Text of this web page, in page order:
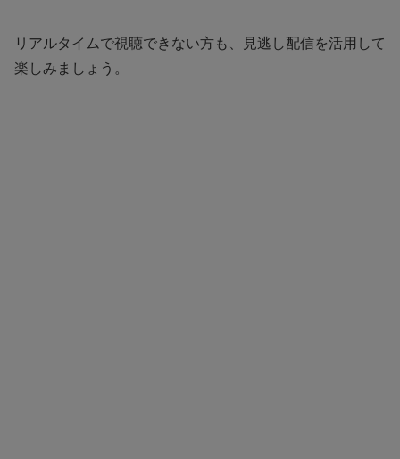
リアルタイムで視聴できない方も、見逃し配信を活用して
楽しみましょう。